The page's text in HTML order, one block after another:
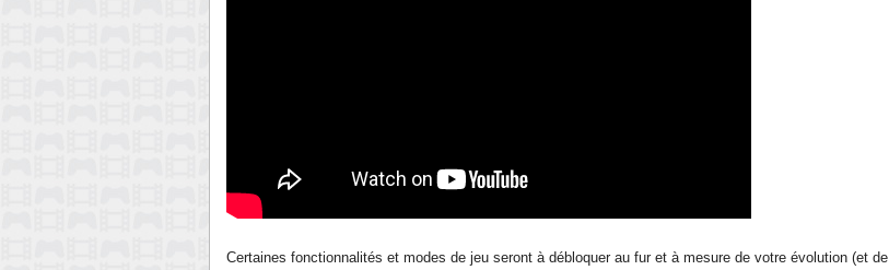
Certaines fonctionnalités et modes de jeu seront à débloquer au fur et à mesure de votre évolution (et de